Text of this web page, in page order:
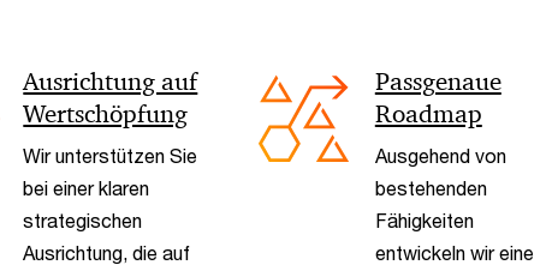
Ausrichtung auf
Wertschöpfung
Wir unterstützen Sie
bei einer klaren
strategischen
Ausrichtung, die auf
Passgenaue
Roadmap
Ausgehend von
bestehenden
Fähigkeiten
entwickeln wir eine